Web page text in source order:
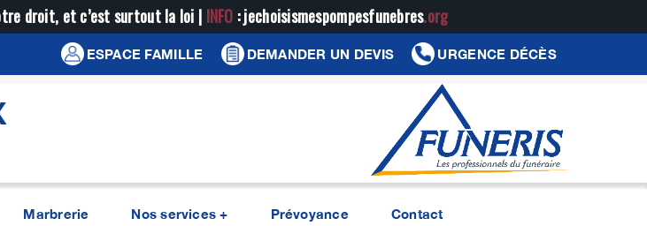
droit, et c’est surtout la loi | INFO : jechoisismespompesfunebres.org
ESPACE FAMILLE DEMANDER UN DEVIS URGENCE DÉCÈS
Marbrerie Nos services + Prévoyance Contact